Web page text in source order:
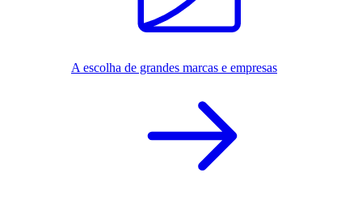
A escolha de grandes marcas e empresas